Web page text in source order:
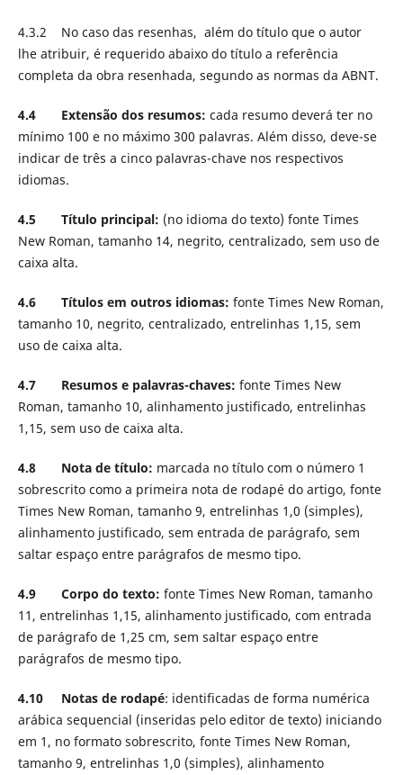
4.3.2 No caso das resenhas, além do título que o autor
lhe atribuir, é requerido abaixo do título a referência
completa da obra resenhada, segundo as normas da ABNT.
4.4 Extensão dos resumos: cada resumo deverá ter no
mínimo 100 e no máximo 300 palavras. Além disso, deve-se
indicar de três a cinco palavras-chave nos respectivos
idiomas.
4.5 Título principal: (no idioma do texto) fonte Times
New Roman, tamanho 14, negrito, centralizado, sem uso de
caixa alta.
4.6 Títulos em outros idiomas: fonte Times New Roman,
tamanho 10, negrito, centralizado, entrelinhas 1,15, sem
uso de caixa alta.
4.7 Resumos e palavras-chaves: fonte Times New
Roman, tamanho 10, alinhamento justificado, entrelinhas
1,15, sem uso de caixa alta.
4.8 Nota de título: marcada no título com o número 1
sobrescrito como a primeira nota de rodapé do artigo, fonte
Times New Roman, tamanho 9, entrelinhas 1,0 (simples),
alinhamento justificado, sem entrada de parágrafo, sem
saltar espaço entre parágrafos de mesmo tipo.
4.9 Corpo do texto: fonte Times New Roman, tamanho
11, entrelinhas 1,15, alinhamento justificado, com entrada
de parágrafo de 1,25 cm, sem saltar espaço entre
parágrafos de mesmo tipo.
4.10 Notas de rodapé: identificadas de forma numérica
arábica sequencial (inseridas pelo editor de texto) iniciando
em 1, no formato sobrescrito, fonte Times New Roman,
tamanho 9, entrelinhas 1,0 (simples), alinhamento